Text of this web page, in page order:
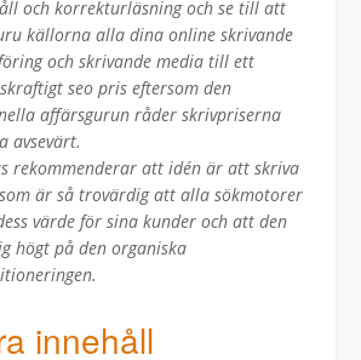
och korrekturläsning och se till att
källorna alla dina online skrivande
och skrivande media till ett
seo pris eftersom den
affärsgurun råder skrivpriserna
avsevärt.
rekommenderar att idén är att skriva
är så trovärdig att alla sökmotorer
värde för sina kunder och att den
högt på den organiska
innehåll